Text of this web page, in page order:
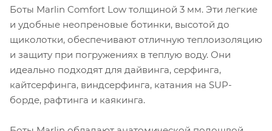
Боты Marlin Comfort Low толщиной 3 мм. Эти легкие
и удобные неопреновые ботинки, высотой до
щиколотки, обеспечивают отличную теплоизоляцию
и защиту при погружениях в теплую воду. Они
идеально подходят для дайвинга, серфинга,
кайтсерфинга, виндсерфинга, катания на SUP-
борде, рафтинга и каякинга.